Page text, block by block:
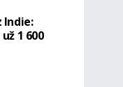
Indie:
1 600